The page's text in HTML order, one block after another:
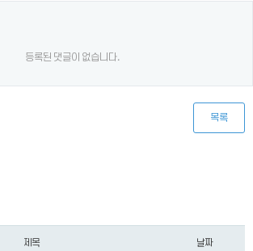
등록된 댓글이 없습니다.
목록
제목 날짜